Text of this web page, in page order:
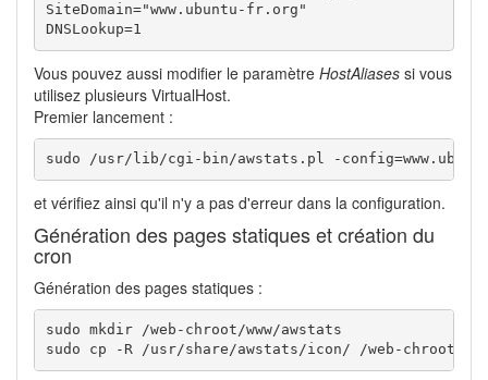
SiteDomain="www.ubuntu-fr.org"
DNSLookup=1
Vous pouvez aussi modifier le paramètre HostAliases si vous
utilisez plusieurs VirtualHost.
Premier lancement :
sudo /usr/ lib/cgi-bin/awstats.pl -config
et vérifiez ainsi qu'il n'y a pas d'erreur dans la configuration.
Génération des pages statiques et création du
cron
Génération des pages statiques :
sudo mkdir /web-chroot/www/
sudo
cp -R /usr/share/awstats/icon/ /web-chroot